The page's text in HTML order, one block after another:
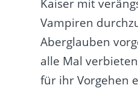
Kaiser mit
Vampiren
Aberglauben
alle Mal
für ihr Vorgehen